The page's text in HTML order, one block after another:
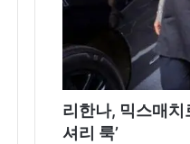
리한나, 믹스매치
셔리 룩’